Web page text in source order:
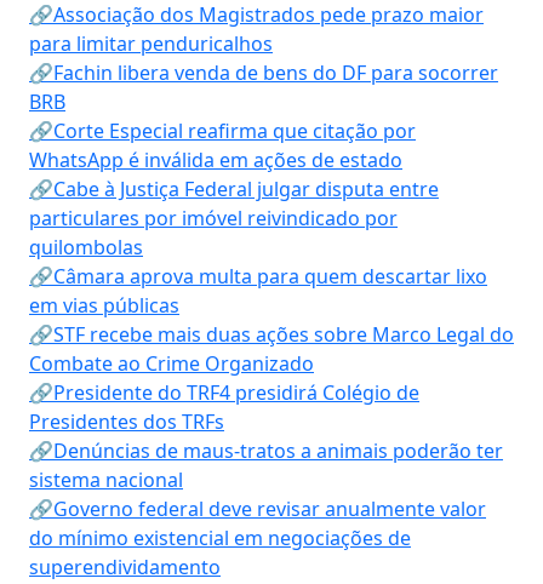
🔗Associação dos Magistrados pede prazo maior
para limitar penduricalhos
🔗Fachin libera venda de bens do DF para socorrer
BRB
🔗Corte Especial reafirma que citação por
WhatsApp é inválida em ações de estado
🔗Cabe à Justiça Federal julgar disputa entre
particulares por imóvel reivindicado por
quilombolas
🔗Câmara aprova multa para quem descartar lixo
em vias públicas
🔗STF recebe mais duas ações sobre Marco Legal do
Combate ao Crime Organizado
🔗Presidente do TRF4 presidirá Colégio de
Presidentes dos TRFs
🔗Denúncias de maus-tratos a animais poderão ter
sistema nacional
🔗Governo federal deve revisar anualmente valor
do mínimo existencial em negociações de
superendividamento